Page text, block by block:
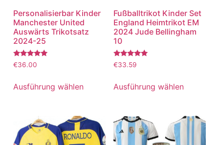
Personalisierbar Kinder
Manchester United
Auswärts Trikotsatz
2024-25
Bewertet
mit
von 5
€36.00
Ausführung wählen
Fußballtrikot Kinder Set
England Heimtrikot EM
2024 Jude Bellingham
10
Bewertet
mit
von 5
€33.59
Ausführung wählen